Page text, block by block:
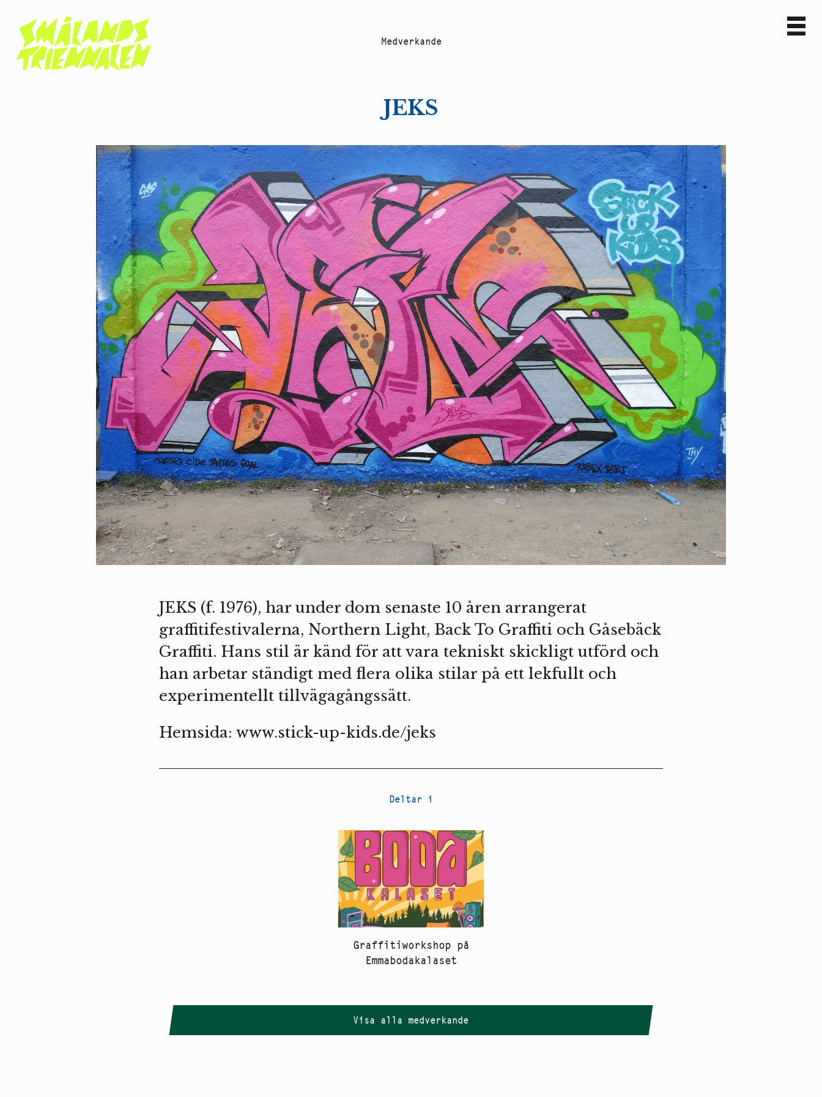
Medverkande
JEKS
JEKS (f. 1976), har under dom senaste 10 åren arrangerat
graffitifestivalerna, Northern Light, Back To Graffiti och Gåsebäck
Graffiti. Hans stil är känd för att vara tekniskt skickligt utförd och
han arbetar ständigt med flera olika stilar på ett lekfullt och
experimentellt tillvägagångssätt.
Hemsida: www.stick-up-kids.de/jeks
Deltar i
Graffitiworkshop på
Emmabodakalaset
Visa alla medverkande